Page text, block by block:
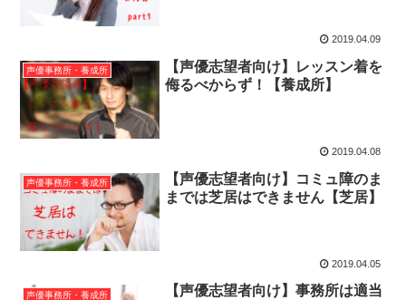
2019.04.09
声優事務所・養成所
【声優志望者向け】レッスン着を
侮るべからず！【養成所】
2019.04.08
声優事務所・養成所
【声優志望者向け】コミュ障のま
までは芝居はできません【芝居】
2019.04.05
声優事務所・養成所
【声優志望者向け】事務所は適当